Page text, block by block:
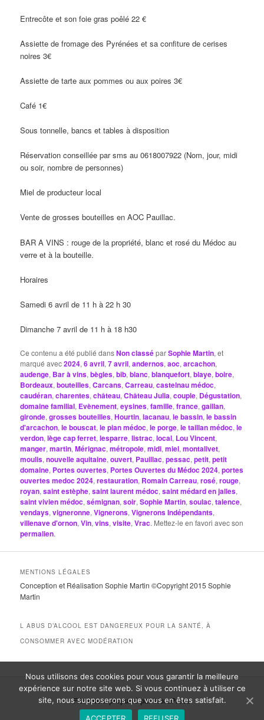
Entrecôte et son foie gras poêlé 22 €
Assiette de fromage des Pyrénées et sa confiture de cerises
noires 3€
Assiette de tarte aux pommes ou aux poires 3€
Café 1€
Sous tonnelle, bancs et tables à disposition
Réservation conseillée par sms au 0618007922 (Nom, jour, midi
ou soir, nombre de personnes)
Miel de producteur local
Vente de grosses bouteilles en AOC Pauillac.
BAR A VINS : rouge de la propriété, blanc et rosé du Médoc au
verre et à la bouteille.
Horaires
Samedi 6 avril de 11 h à 22 h 30
Dimanche 7 avril de 11 h à 18 h30
Ce contenu a été publié dansNon classéparSophie Martin, et
marqué avec2024,6 avril,7 avril,andernos,aoc,arcachon,
audenge, Bar à vins,bègles,bib,blanc,blanquefort,blaye,boire,
Bordeaux,bouteilles,Carcans,Carreau,castelnau médoc,
caudéran,charentes,château,Château Julia,couple, Dégustation,
domaine familial, Evènement,eysines,famille,france,gaillan,
gironde,grosses bouteilles,Hourtin,lacanau,le bassin,le bassin
d'arcachon,le bouscat,le pian médoc,le porge,le taillan médoc,le
verdon,lège cap ferret,lesparre,listrac,local, Lou Vincent,
manger,martin,Mérignac,métropole,midi,miel,montalivet,
moulis,nouvelle aquitaine,ouvert, Pauillac,pessac,petit,petit
domaine, Portes ouvertes, Portes Ouvertes du Médoc 2024,portes
ouvertes medoc 2024,restauration, Romain Carreau,rosé,rouge,
royan,saint estèphe,saint laurent médoc,saint médard en jalles,
saint vivien médoc,sémignan,soir,Sophie Martin,soulac,talence,
vendays,vigneronne,Vignerons,Vignerons Indépendants,
villenave d'ornon,Vin,vins,visite,Vrac. Mettez-le en favori avec son
permalien.
MENTIONS LÉGALES
Conception et Réalisation Sophie Martin ©Copyright 2015 Sophie
Martin
L ABUS D’ALCOOL EST DANGEREUX POUR LA SANTÉ, À
CONSOMMER AVEC MODÉRATION
Fièrement propulsé par WordPress
Nous utilisons des cookies pour vous garantir la meilleure
expérience sur notre site web. Si vous continuez à utiliser ce
site, nous supposerons que vous en êtes satisfait.
ACCEPTER
REFUSER